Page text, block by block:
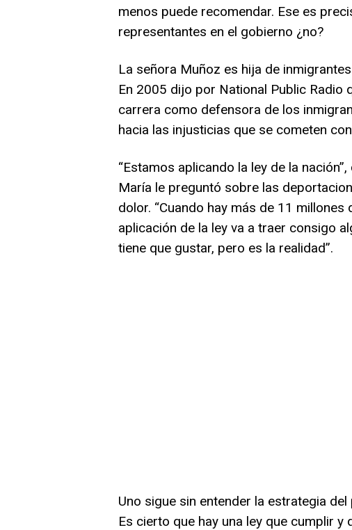
menos puede recomendar. Ese es
representantes en el gobierno ¿no?
La señora Muñoz es hija de
En 2005 dijo por National Public Radio
carrera como defensora de los
hacia las injusticias que se cometen
“Estamos aplicando la ley de la
María le preguntó sobre las
dolor. “Cuando hay más de 11
aplicación de la ley va a traer consigo
tiene que gustar, pero es la realidad”.
Uno sigue sin entender la estrategia
Es cierto que hay una ley que cumplir